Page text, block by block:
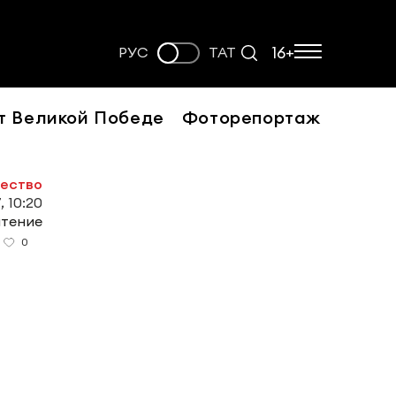
РУС ТАТ 16+
Великой Победе Фоторепортаж
10:20
0